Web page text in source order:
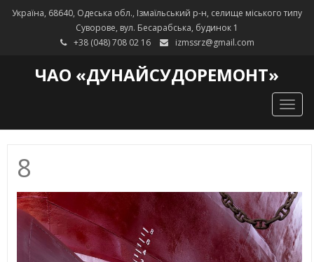
Україна, 68640, Одеська обл., Ізмаїльський р-н, селище міського типу
Суворове, вул. Бесарабська, будинок 1
+38 (048) 708 02 16
izmssrz@gmail.com
ЧАО «ДУНАЙСУДОРЕМОНТ»
8